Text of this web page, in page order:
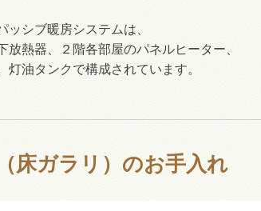
ッシブ暖房システムは、
放熱器、２階各部屋のパネルヒーター、
灯油タンクで構成されています。
床ガラリ）のお手入れ